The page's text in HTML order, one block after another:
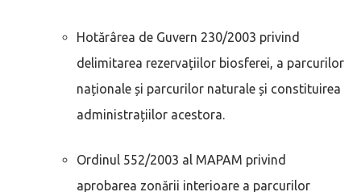
Hotărârea de Guvern 230/2003 privind
delimitarea rezervațiilor biosferei, a parcurilor
naționale și parcurilor naturale și constituirea
administrațiilor acestora.
Ordinul 552/2003 al MAPAM privind
aprobarea zonării interioare a parcurilor